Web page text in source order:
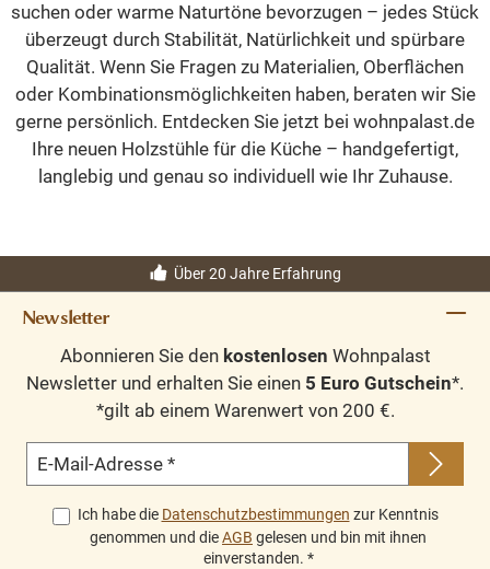
suchen oder warme Naturtöne bevorzugen – jedes Stück
überzeugt durch Stabilität, Natürlichkeit und spürbare
Qualität. Wenn Sie Fragen zu Materialien, Oberflächen
oder Kombinationsmöglichkeiten haben, beraten wir Sie
gerne persönlich. Entdecken Sie jetzt bei wohnpalast.de
Ihre neuen Holzstühle für die Küche – handgefertigt,
langlebig und genau so individuell wie Ihr Zuhause.
Über 20 Jahre Erfahrung
Newsletter
Abonnieren Sie den kostenlosen Wohnpalast
Newsletter und erhalten Sie einen 5 Euro Gutschein*.
*gilt ab einem Warenwert von 200 €.
E-Mail-Adresse *
Ich habe die Datenschutzbestimmungen zur Kenntnis
genommen und dieAGB gelesen und bin mit ihnen
einverstanden. *